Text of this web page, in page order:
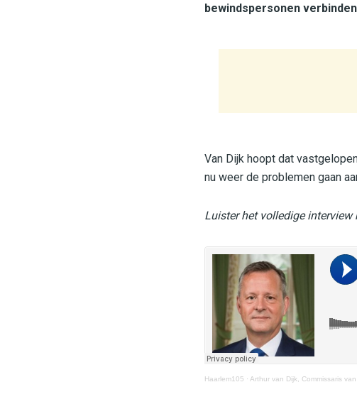
bewindspersonen
Van Dijk hoopt dat
nu weer de problemen gaan
Luister het volledige interview
Haarlem105 · Arthur van Dijk, Commissaris